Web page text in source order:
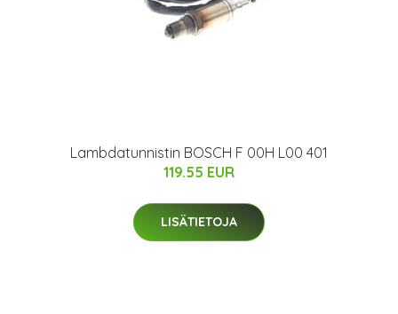
Lambdatunnistin BOSCH F 00H L00 401
119.55 EUR
LISÄTIETOJA